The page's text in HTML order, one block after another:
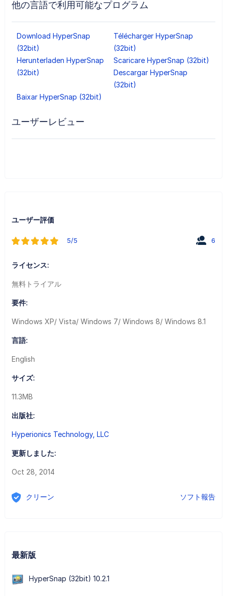
他の言語で利用可能なプログラム
Download HyperSnap
(32bit)
Télécharger HyperSnap
(32bit)
Herunterladen HyperSnap
(32bit)
Scaricare HyperSnap (32bit)
Descargar HyperSnap
(32bit)
Baixar HyperSnap (32bit)
ユーザーレビュー
ユーザー評価
5/5 6
ライセンス:
無料トライアル
要件:
Windows XP/ Vista/ Windows 7/ Windows 8/ Windows 8.1
言語:
English
サイズ:
11.3MB
出版社:
Hyperionics Technology, LLC
更新しました:
Oct 28, 2014
クリーン ソフト報告
最新版
HyperSnap (32bit) 10.2.1